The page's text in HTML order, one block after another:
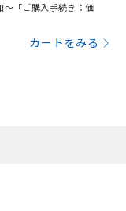
～「ご購入手続き：価
カートをみる